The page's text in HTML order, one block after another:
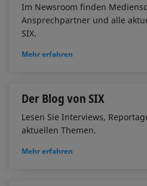
Im Newsroom finden
Ansprechpartner und alle
SIX.
Mehr erfahren
Der Blog von SIX
Lesen Sie Interviews,
aktuellen Themen.
Mehr erfahren